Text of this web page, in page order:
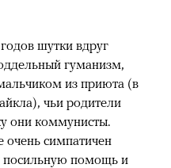
шутки вдруг
гуманизм,
из приюта (в
чьи родители
они коммунисты.
симпатичен
посильную помощь и